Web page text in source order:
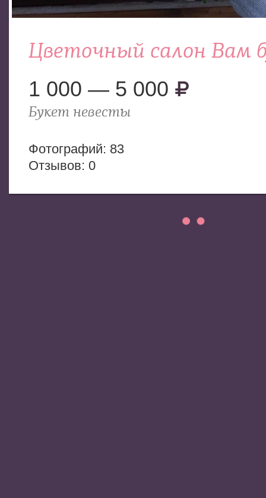
Цветочный салон Вам
1 000 — 5 000
Букет невесты
Фотогрaфий: 83
Отзывов: 0